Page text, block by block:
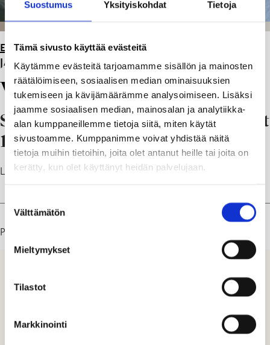
Suostumus Yksityiskohdat Tietoja
Tämä sivusto käyttää evästeitä
Käytämme evästeitä tarjoamamme sisällön ja mainosten
räätälöimiseen, sosiaalisen median ominaisuuksien
tukemiseen ja kävijämäärämme analysoimiseen. Lisäksi
jaamme sosiaalisen median, mainosalan ja analytiikka-
alan kumppaneillemme tietoja siitä, miten käytät
sivustoamme. Kumppanimme voivat yhdistää näitä
tietoja muihin tietoihin, joita olet antanut heille tai joita on
kerätty, kun olet käyttänyt heidän palvelujaan.
valinta
Välttämätön
Mieltymykset
Tilastot
Markkinointi
ETUSIVU>KAUPUNKI JA PÄÄTÖKSENTEKO
JA ÄÄNESTÄMINEN
Vaalit ja äänestäminen
Seuraavat vaalit: Eduskuntavaalit
18.4.2027
LisätietoaVaalit.fi
Päivitetty: 17.10.25
Jos haluat, voit antaa tarkempaa palautetta. Huomaa, että emme vastaa
palautteisiin tai kysymyksiin, jotka on lähetetty tällä lomakkeella. Älä